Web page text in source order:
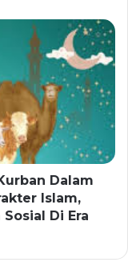
Dalam
Islam,
Di Era